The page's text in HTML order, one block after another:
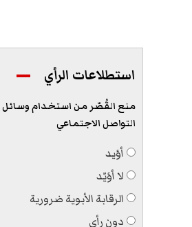
استطلاعات الرأي
منع القُصّر من استخدام وسائل
التواصل الاجتماعي
أؤيد
لا أؤيّد
الرقابة الأبوية ضرورية
دون رأي